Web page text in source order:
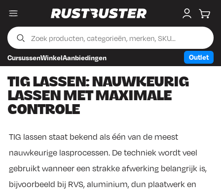
Skip to content
Skip to footer
Menu My
CursussenWinkelAanbiedingen Outlet
TIG LASSEN: NAUWKEURIG
LASSEN MET MAXIMALE
CONTROLE
TIG lassen staat bekend als één van de meest
nauwkeurige lasprocessen. De techniek wordt veel
gebruikt wanneer een strakke afwerking belangrijk is,
bijvoorbeeld bij RVS, aluminium, dun plaatwerk en